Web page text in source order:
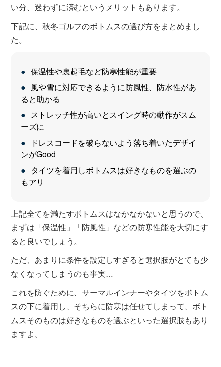
い分、迷わずに済むというメリットもあります。
下記に、秋冬ゴルフのボトムスの選び方をまとめまし
た。
保温性や裏起毛など防寒性能が重要
風や雪に対応できるように防風性、防水性があ
ると助かる
ストレッチ性が高いとスイング時の動作がスム
ーズに
ドレスコードを破らないよう落ち着いたデザイ
ンがGood
タイツを着用しボトムスは好きなものを選ぶの
もアリ
上記全てを満たすボトムスはなかなかないと思うので、
まずは「保温性」「防風性」などの防寒性能を大切にす
ると良いでしょう。
ただ、あまりに条件を設定しすぎると選択肢がとても少
なくなってしまうのも事実…
これを防ぐために、サーマルインナーやタイツをボトム
スの下に着用し、そちらに防寒は任せてしまって、ボト
ムスそのものは好きなものを選ぶといった選択肢もあり
ますよ。